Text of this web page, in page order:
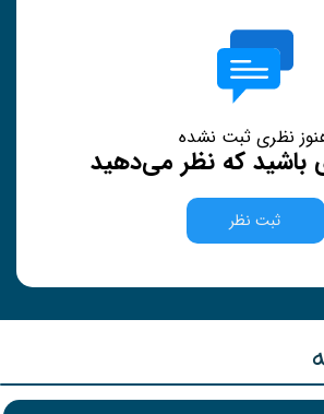
نظری ثبت نشده
باشید که نظر می‌دهید
ثبت نظر